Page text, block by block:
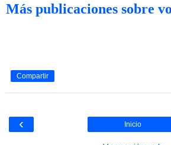
Más publicaciones sobre
Compartir
‹ Inicio